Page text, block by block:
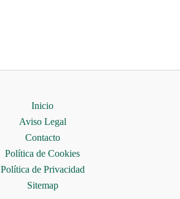
Inicio
Aviso Legal
Contacto
Política de Cookies
Política de Privacidad
Sitemap